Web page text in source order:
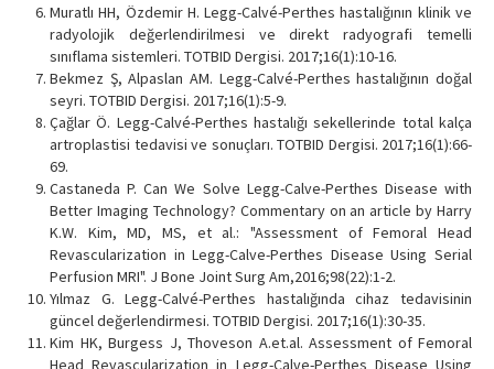
Muratlı HH, Özdemir H. Legg-Calvé-Perthes hastalığının klinik ve
radyolojik değerlendirilmesi ve direkt radyografi temelli
sınıflama sistemleri. TOTBID Dergisi. 2017;16(1):10-16.
Bekmez Ş, Alpaslan AM. Legg-Calvé-Perthes hastalığının doğal
seyri. TOTBID Dergisi. 2017;16(1):5-9.
Çağlar Ö. Legg-Calvé-Perthes hastalığı sekellerinde total kalça
artroplastisi tedavisi ve sonuçları. TOTBID Dergisi. 2017;16(1):66-
69.
Castaneda P. Can We Solve Legg-Calve-Perthes Disease with
Better Imaging Technology? Commentary on an article by Harry
K.W. Kim, MD, MS, et al.: "Assessment of Femoral Head
Revascularization in Legg-Calve-Perthes Disease Using Serial
Perfusion MRI". J Bone Joint Surg Am,2016;98(22):1-2.
Yılmaz G. Legg-Calvé-Perthes hastalığında cihaz tedavisinin
güncel değerlendirmesi. TOTBID Dergisi. 2017;16(1):30-35.
Kim HK, Burgess J, Thoveson A.et.al. Assessment of Femoral
Head Revascularization in Legg-Calve-Perthes Disease Using